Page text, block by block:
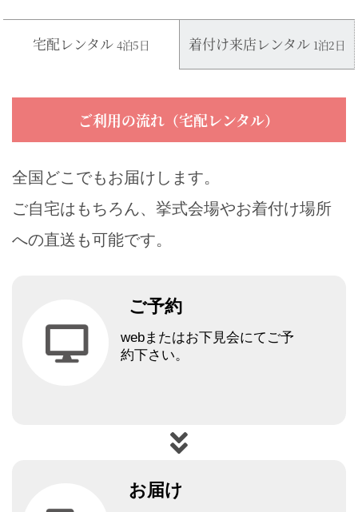
宅配レンタル4泊5日 着付け来店レンタル 1泊2日
ご利用の流れ（宅配レンタル）
全国どこでもお届けします。
ご自宅はもちろん、挙式会場やお着付け場所
への直送も可能です。
ご予約
webまたはお下見会にてご予
約下さい。
お届け